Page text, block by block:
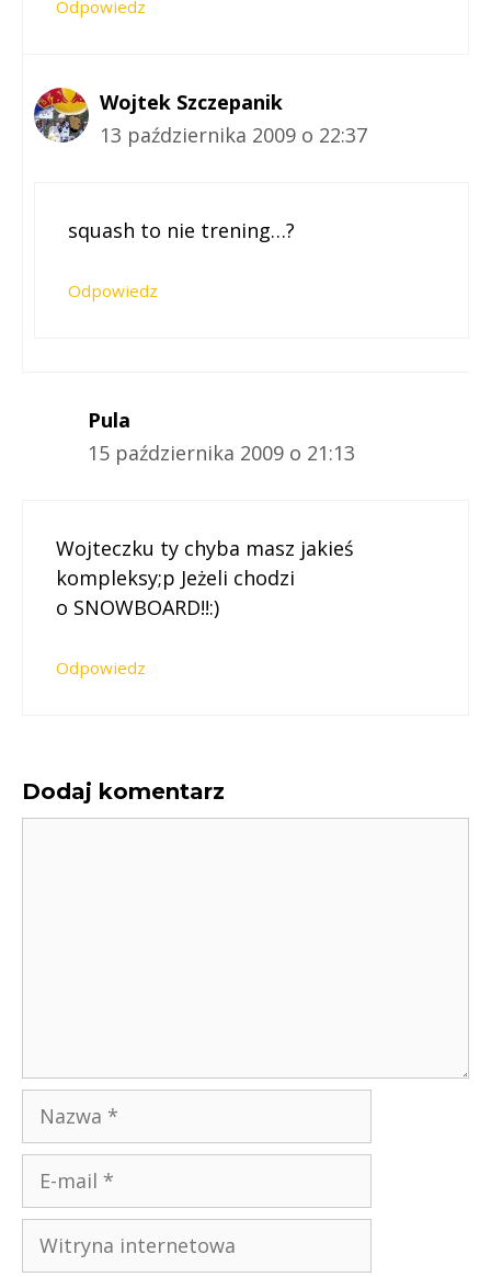
Odpowiedz
Wojtek Szczepanik
13 października 2009 o 22:37
squash to nie trening…?
Odpowiedz
Pula
15 października 2009 o 21:13
Wojteczku ty chyba masz jakieś
kompleksy;p Jeżeli chodzi
o SNOWBOARD!!:)
Odpowiedz
Dodaj komentarz